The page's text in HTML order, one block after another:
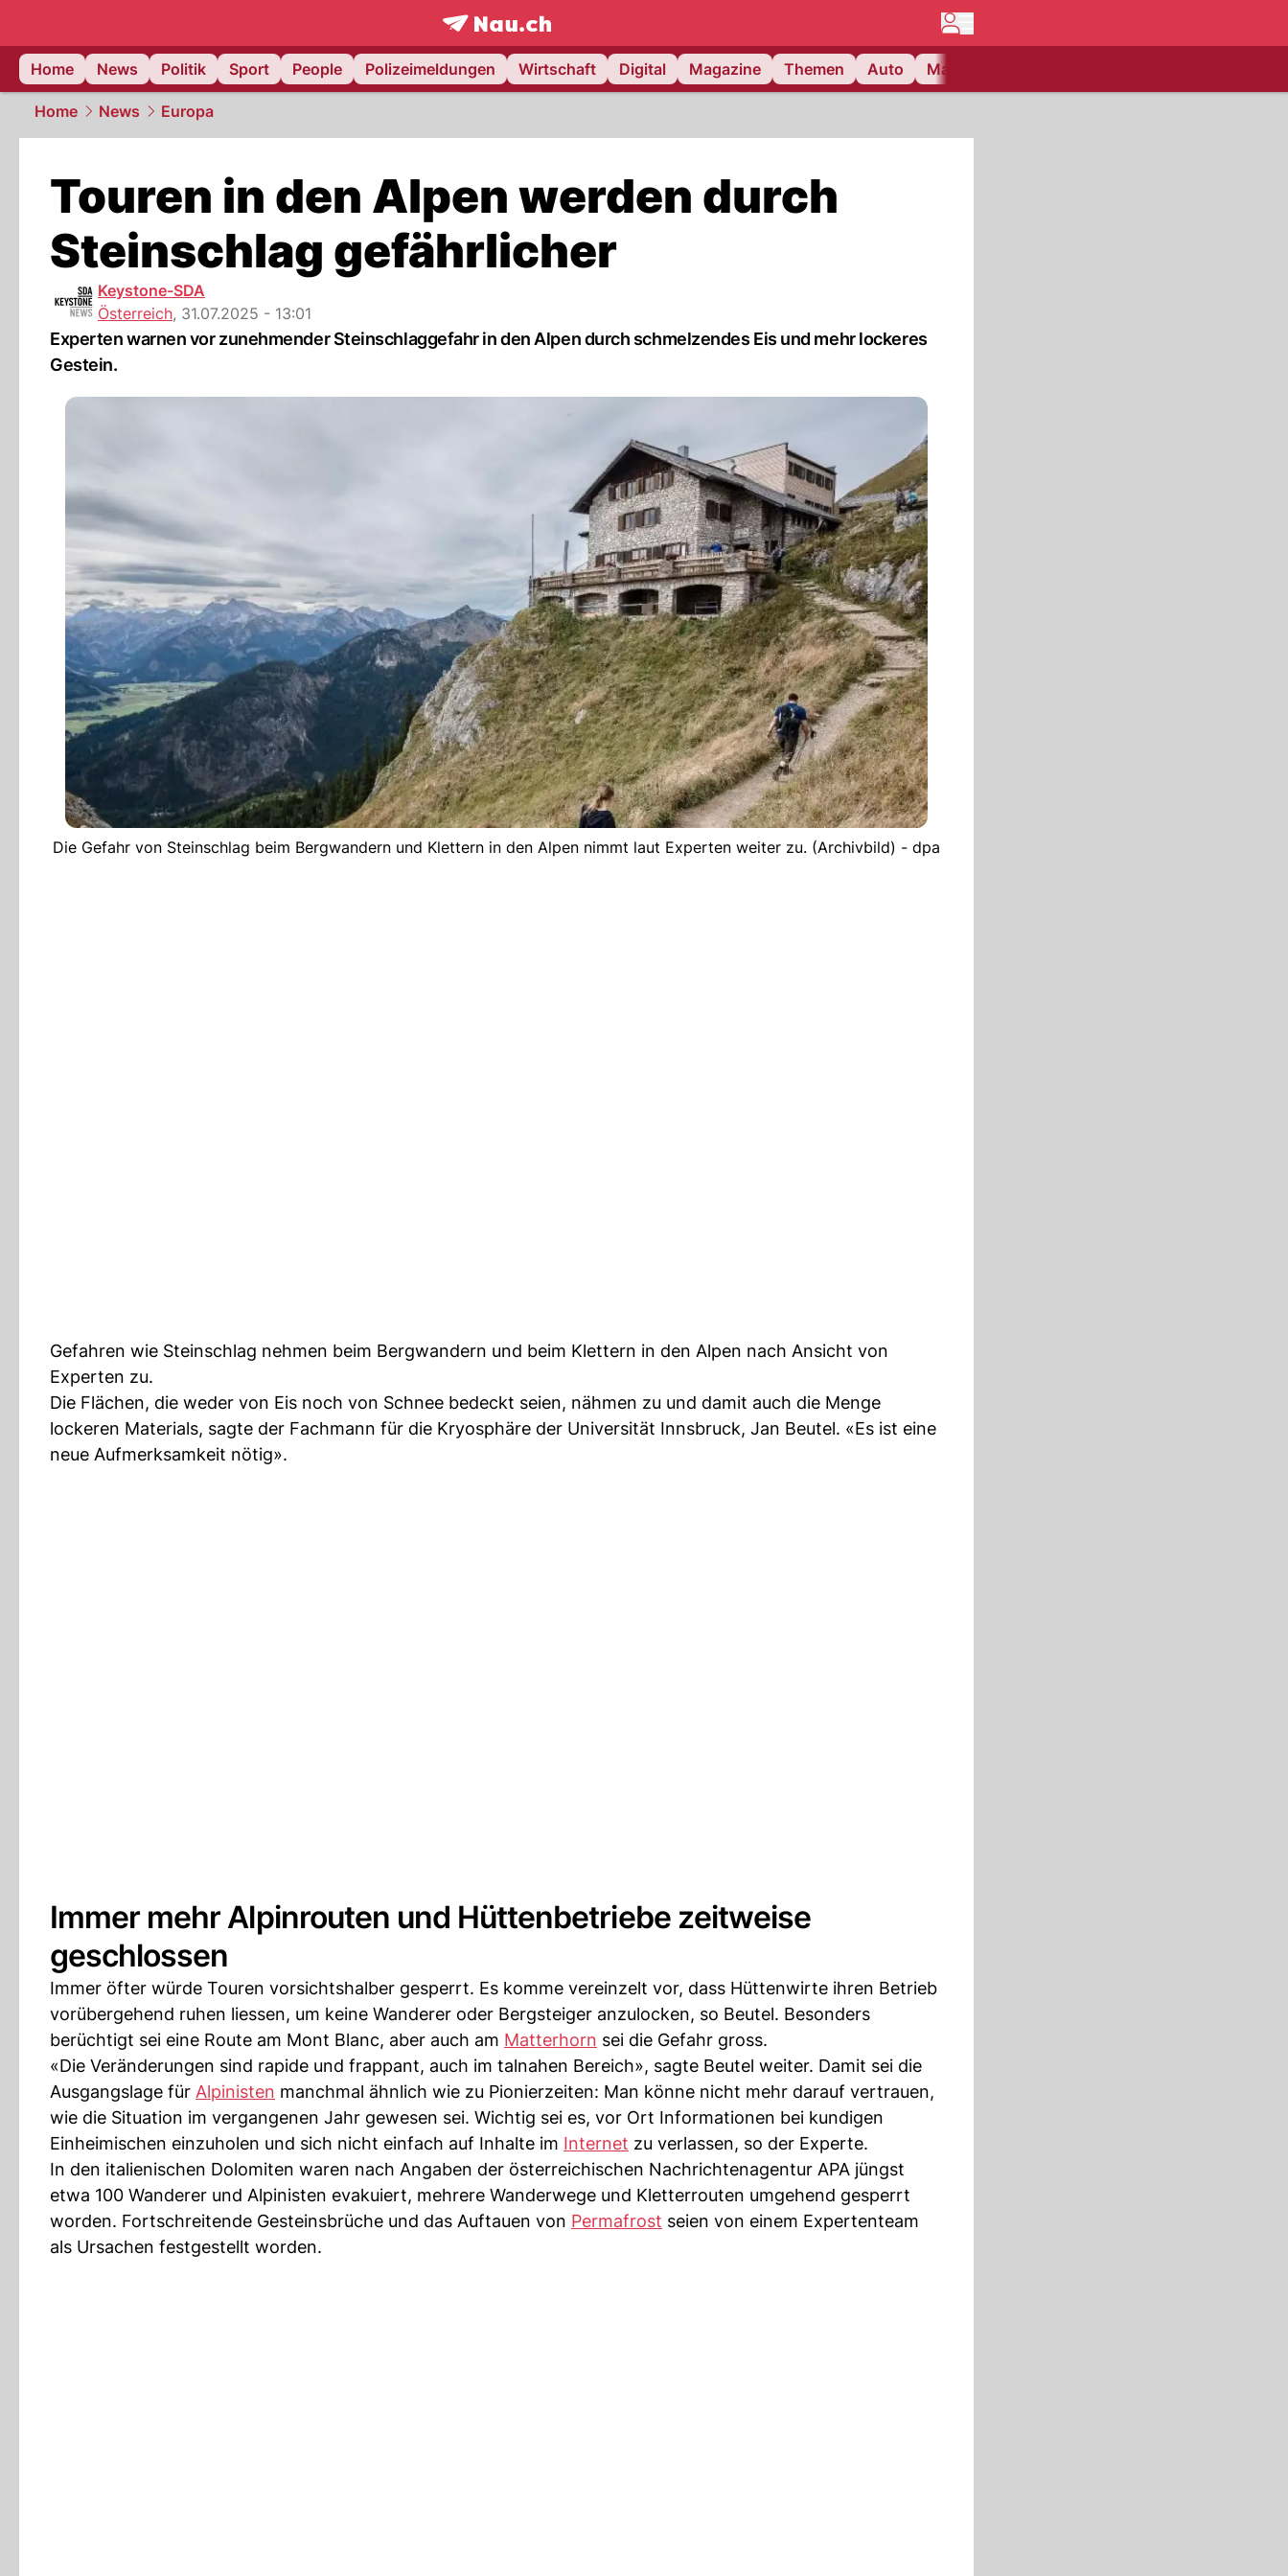
frontpage.NAU.ch
Home
News Politik Sport People Polizeimeldungen Wirtschaft Digital Magazine Themen Auto Matchcenter
Home News Europa
Touren in den Alpen werden durch
Steinschlag gefährlicher
Keystone-SDA
Österreich, 31.07.2025 - 13:01
Experten warnen vor zunehmender Steinschlaggefahr in den Alpen durch schmelzendes Eis und mehr lockeres
Gestein.
Die Gefahr von Steinschlag beim Bergwandern und Klettern in den Alpen nimmt laut Experten weiter zu. (Archivbild) - dpa
Gefahren wie Steinschlag nehmen beim Bergwandern und beim Klettern in den Alpen nach Ansicht von
Experten zu.
Die Flächen, die weder von Eis noch von Schnee bedeckt seien, nähmen zu und damit auch die Menge
lockeren Materials, sagte der Fachmann für die Kryosphäre der Universität Innsbruck, Jan Beutel. «Es ist eine
neue Aufmerksamkeit nötig».
Immer mehr Alpinrouten und Hüttenbetriebe zeitweise
geschlossen
Immer öfter würde Touren vorsichtshalber gesperrt. Es komme vereinzelt vor, dass Hüttenwirte ihren Betrieb
vorübergehend ruhen liessen, um keine Wanderer oder Bergsteiger anzulocken, so Beutel. Besonders
berüchtigt sei eine Route am Mont Blanc, aber auch am Matterhorn sei die Gefahr gross.
«Die Veränderungen sind rapide und frappant, auch im talnahen Bereich», sagte Beutel weiter. Damit sei die
Ausgangslage für Alpinisten manchmal ähnlich wie zu Pionierzeiten: Man könne nicht mehr darauf vertrauen,
wie die Situation im vergangenen Jahr gewesen sei. Wichtig sei es, vor Ort Informationen bei kundigen
Einheimischen einzuholen und sich nicht einfach auf Inhalte im Internet zu verlassen, so der Experte.
In den italienischen Dolomiten waren nach Angaben der österreichischen Nachrichtenagentur APA jüngst
etwa 100 Wanderer und Alpinisten evakuiert, mehrere Wanderwege und Kletterrouten umgehend gesperrt
worden. Fortschreitende Gesteinsbrüche und das Auftauen von Permafrost seien von einem Expertenteam
als Ursachen festgestellt worden.